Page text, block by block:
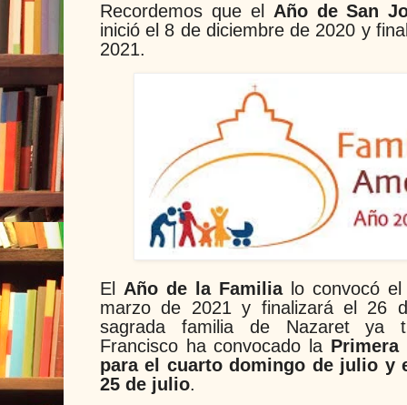
Recordemos que el Año de San
inició el 8 de diciembre de 2020 y
2021.
El Año de la Familialo convocó el
marzo de 2021 y finalizará el 26
sagrada familia de Nazaret ya
Francisco ha convocado la Primera
para el cuarto domingo de julio y
25 de julio.